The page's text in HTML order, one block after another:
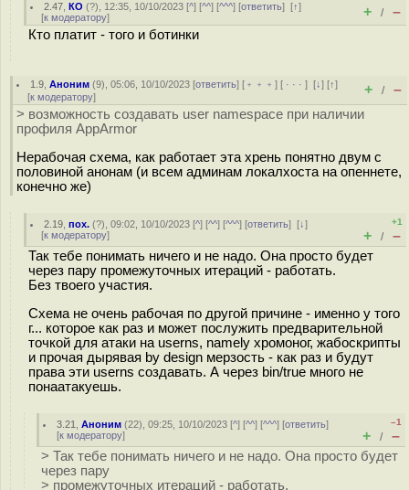
2.47 ,КО (?), 12:35, 10/10/2023 [^] [^^] [^^^] [ответить][↑]
[к модератору] + / –
Кто платит - того и ботинки
1.9 ,Аноним (9), 05:06, 10/10/2023 [ответить] [ ﹢﹢﹢] [ · · ·][↓] [↑]
[к модератору] + / –
> возможность создавать user namespace при наличии
профиля AppArmor
Нерабочая схема, как работает эта хрень понятно двум с
половиной анонам (и всем админам локалхоста на опеннете,
конечно же)
2.19 ,пох. (?), 09:02, 10/10/2023 [^] [^^] [^^^] [ответить][↓]
[к модератору]
+1
+ / –
Так тебе понимать ничего и не надо. Она просто будет
через пару промежуточных итераций - работать.
Без твоего участия.
Схема не очень рабочая по другой причине - именно у того
г... которое как раз и может послужить предварительной
точкой для атаки на userns, namely хромоног, жабоскрипты
и прочая дырявая by design мерзость - как раз и будут
права эти userns создавать. А через bin/true много не
понаатакуешь.
3.21 ,Аноним (22), 09:25, 10/10/2023 [^] [^^] [^^^] [ответить]
[к модератору]
–1
+ / –
> Так тебе понимать ничего и не надо. Она просто будет
через пару
> промежуточных итераций - работать.